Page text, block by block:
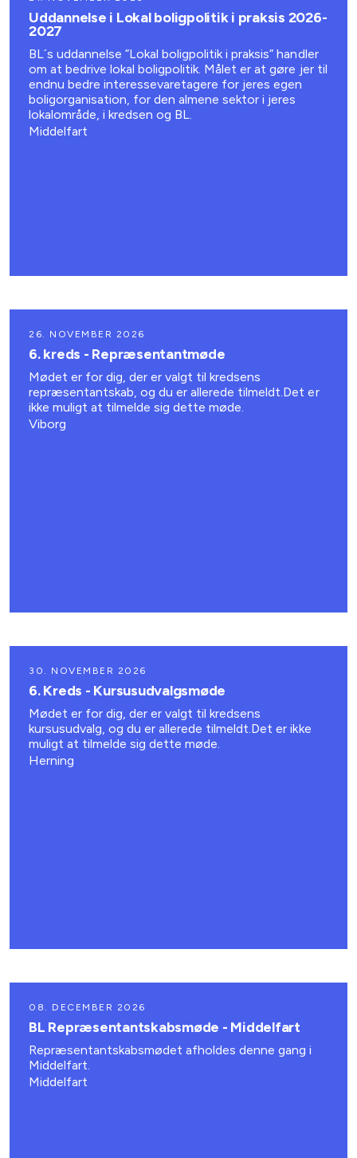
Uddannelse i Lokal boligpolitik i praksis 2026-
2027
BL´s uddannelse ”Lokal boligpolitik i praksis” handler
om at bedrive lokal boligpolitik. Målet er at gøre jer til
endnu bedre interessevaretagere for jeres egen
boligorganisation, for den almene sektor i jeres
lokalområde, i kredsen og BL.
Middelfart
26. NOVEMBER 2026
6. kreds - Repræsentantmøde
Mødet er for dig, der er valgt til kredsens
repræsentantskab, og du er allerede tilmeldt.Det er
ikke muligt at tilmelde sig dette møde.
Viborg
30. NOVEMBER 2026
6. Kreds - Kursusudvalgsmøde
Mødet er for dig, der er valgt til kredsens
kursusudvalg, og du er allerede tilmeldt.Det er ikke
muligt at tilmelde sig dette møde.
Herning
08. DECEMBER 2026
BL Repræsentantskabsmøde - Middelfart
Repræsentantskabsmødet afholdes denne gang i
Middelfart.
Middelfart